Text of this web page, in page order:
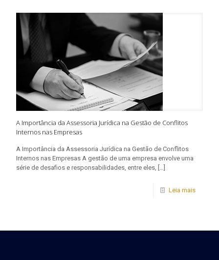
A Importância da Assessoria Jurídica na Gestão de Conflitos
Internos nas Empresas
A Importância da Assessoria Jurídica na Gestão de Conflitos
Internos nas Empresas A gestão de uma empresa envolve uma
série de desafios e responsabilidades, entre eles,
Leia mais